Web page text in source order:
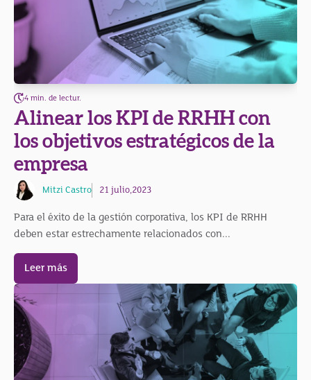
4 min. de lectur.
Alinear los KPI de RRHH con
los objetivos estratégicos de la
empresa
Mitzi Castro 21 julio,2023
Para el éxito de la gestión corporativa, los KPI de RRHH
deben estar estrechamente relacionados con...
Leer más